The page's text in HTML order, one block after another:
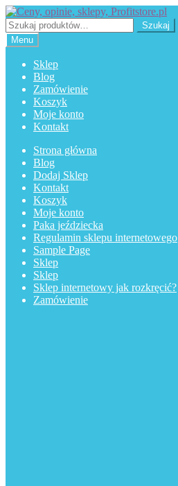
Przejdź
do
nawigacji
Przejdź
do
treści
Szukaj:
Szukaj
Menu
Sklep
Blog
Zamówienie
Koszyk
Moje konto
Kontakt
Strona główna
Blog
Dodaj Sklep
Kontakt
Koszyk
Moje konto
Paka jeździecka
Regulamin sklepu internetowego
Sample Page
Sklep
Sklep
Sklep internetowy jak rozkręcić?
Zamówienie